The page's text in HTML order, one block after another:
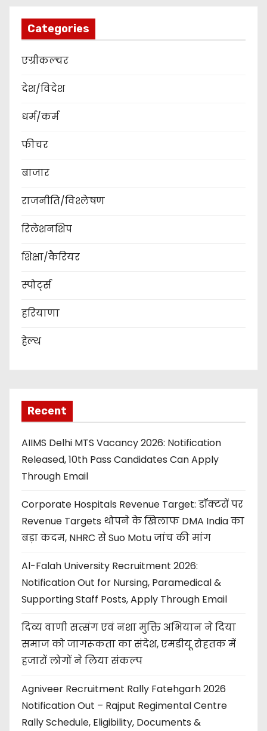
Categories
एग्रीकल्चर
देश/विदेश
धर्म/कर्म
फीचर
बाजार
राजनीति/विश्लेषण
रिलेशनशिप
शिक्षा/कैरियर
स्पोर्ट्स
हरियाणा
हेल्थ
Recent
AIIMS Delhi MTS Vacancy 2026: Notification
Released, 10th Pass Candidates Can Apply
Through Email
Corporate Hospitals Revenue Target: डॉक्टरों पर
Revenue Targets थोपने के खिलाफ DMA India का
बड़ा कदम, NHRC से Suo Motu जांच की मांग
Al-Falah University Recruitment 2026:
Notification Out for Nursing, Paramedical &
Supporting Staff Posts, Apply Through Email
दिव्य वाणी सत्संग एवं नशा मुक्ति अभियान ने दिया
समाज को जागरूकता का संदेश, एमडीयू रोहतक में
हजारों लोगों ने लिया संकल्प
Agniveer Recruitment Rally Fatehgarh 2026
Notification Out – Rajput Regimental Centre
Rally Schedule, Eligibility, Documents &